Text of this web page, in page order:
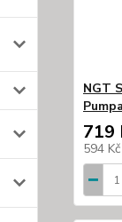
NGT
Pumpa
719
594 Kč